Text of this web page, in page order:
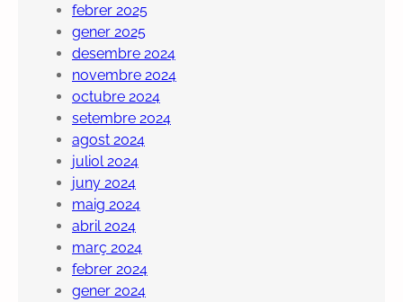
febrer 2025
gener 2025
desembre 2024
novembre 2024
octubre 2024
setembre 2024
agost 2024
juliol 2024
juny 2024
maig 2024
abril 2024
març 2024
febrer 2024
gener 2024